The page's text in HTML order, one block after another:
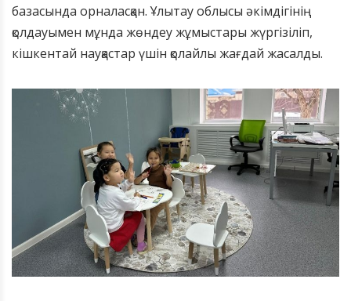
базасында орналасқан. Ұлытау облысы әкімдігінің
қолдауымен мұнда жөндеу жұмыстары жүргізіліп,
кішкентай науқастар үшін қолайлы жағдай жасалды.